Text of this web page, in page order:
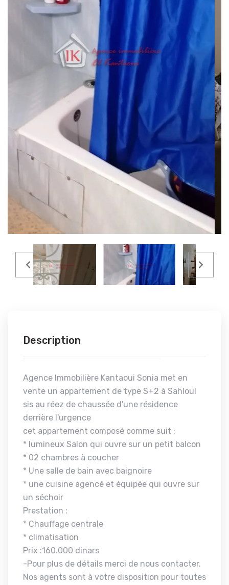
Description
Agence Immobilière Kantaoui Sonia met en
vente un appartement de type S+2 à Sahloul
sis au réez de chaussée d'une résidence
derrière l'urgence
cet appartement composé comme suit :
* lumineux Salon qui ouvre sur un petit balcon
* 02 chambres à coucher
* Une salle de bain avec baignoire
* une cuisine agencé et équipée qui ouvre sur
un séchoir
Prestation :
* Chauffage centrale
* climatisation
Prix :160.000 dinars
-Pour plus de détails merci de nous contacter.
Nos agents sont à votre disposition pour toutes